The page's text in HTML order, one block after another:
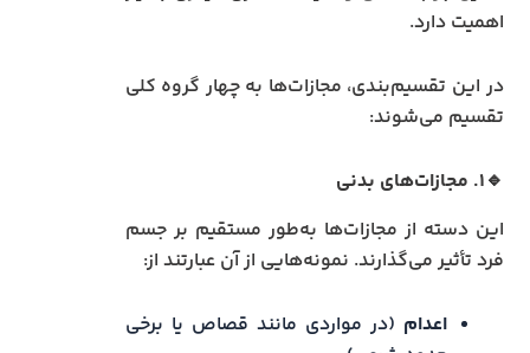
اهمیت دارد.
در این تقسیم‌بندی، مجازات‌ها به چهار گروه کلی
تقسیم می‌شوند:
🔹۱. مجازات‌های بدنی
این دسته از مجازات‌ها به‌طور مستقیم بر جسم
فرد تأثیر می‌گذارند. نمونه‌هایی از آن عبارتند از:
اعدام (در مواردی مانند قصاص یا برخی